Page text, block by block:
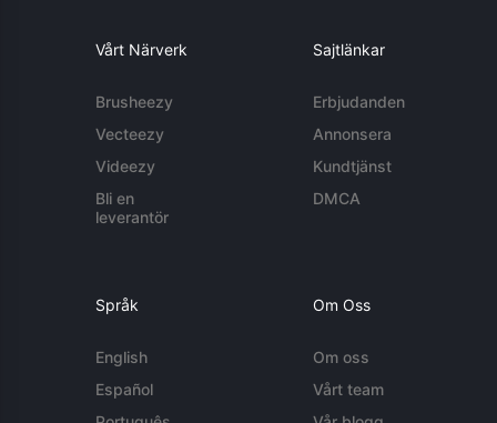
Vårt Närverk
Brusheezy
Vecteezy
Videezy
Bli en
leverantör
Sajtlänkar
Erbjudanden
Annonsera
Kundtjänst
DMCA
Språk
English
Español
Om Oss
Om oss
Vårt team